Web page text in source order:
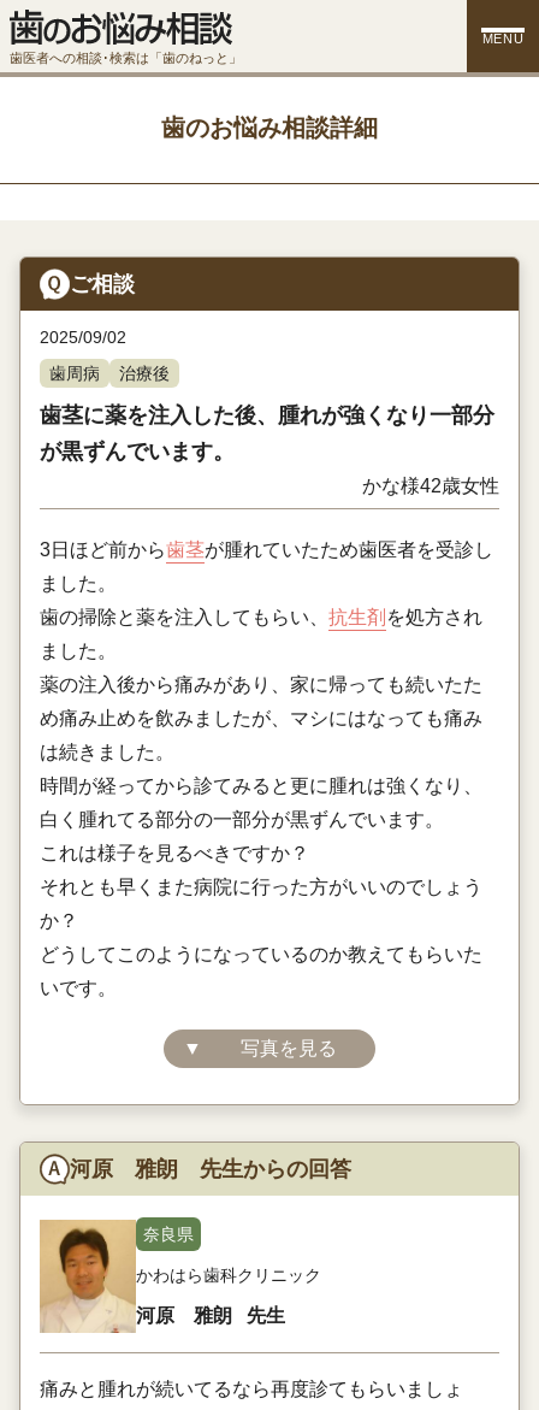
歯医者への相談･検索は「歯のねっと」
MENU
歯のお悩み相談詳細
ご相談
2025/09/02
歯周病
治療後
歯茎に薬を注入した後、腫れが強くなり一部分
が黒ずんでいます。
かな様42歳女性
3日ほど前から歯茎が腫れていたため歯医者を受診し
ました。
歯の掃除と薬を注入してもらい、 抗生剤 を処方され
ました。
薬の注入後から痛みがあり、家に帰っても続いたた
め痛み止めを飲みましたが、マシにはなっても痛み
は続きました。
時間が経ってから診てみると更に腫れは強くなり、
白く腫れてる部分の一部分が黒ずんでいます。
これは様子を見るべきですか？
それとも早くまた病院に行った方がいいのでしょう
か？
どうしてこのようになっているのか教えてもらいた
いです。
▼ 写真を見る
河原 雅朗 先生からの回答
奈良県
かわはら歯科クリニック
河原 雅朗 先生
痛みと腫れが続いてるなら再度診てもらいましょ